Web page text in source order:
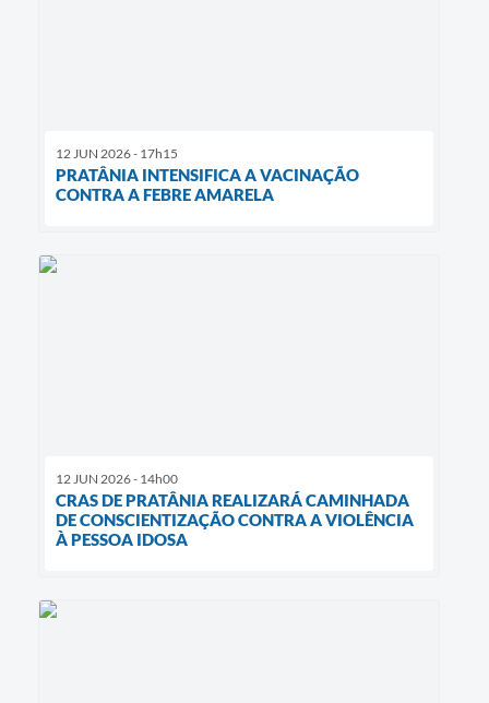
12 JUN 2026 - 17h15
PRATÂNIA INTENSIFICA A VACINAÇÃO
CONTRA A FEBRE AMARELA
12 JUN 2026 - 14h00
CRAS DE PRATÂNIA REALIZARÁ CAMINHADA
DE CONSCIENTIZAÇÃO CONTRA A VIOLÊNCIA
À PESSOA IDOSA